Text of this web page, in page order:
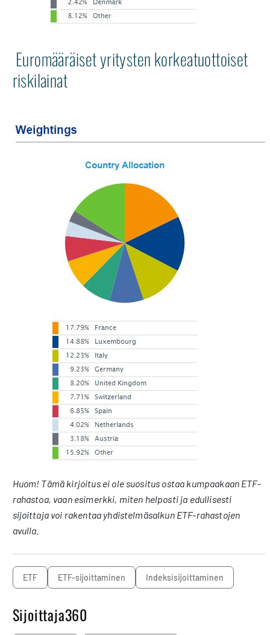
Euromääräiset yritysten korkeatuottoiset
riskilainat
Huom! Tämä kirjoitus ei ole suositus ostaa kumpaakaan ETF-
rahastoa, vaan esimerkki, miten helposti ja edullisesti
sijoittaja voi rakentaa yhdistelmäsalkun ETF-rahastojen
avulla.
ETF ETF-sijoittaminen Indeksisijoittaminen
Sijoittaja360